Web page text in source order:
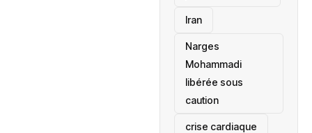
‎Iran
Narges
Mohammadi
libérée sous
caution
crise cardiaque